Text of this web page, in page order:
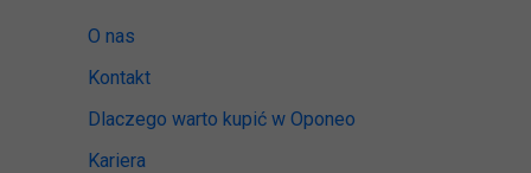
O nas
Kontakt
Dlaczego warto kupić w Oponeo
Kariera